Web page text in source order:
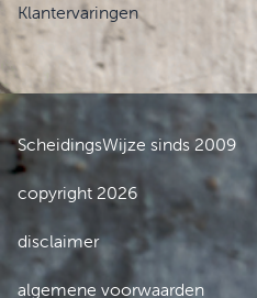
Klantervaringen
ScheidingsWijze sinds 2009
copyright 2026
disclaimer
algemene voorwaarden